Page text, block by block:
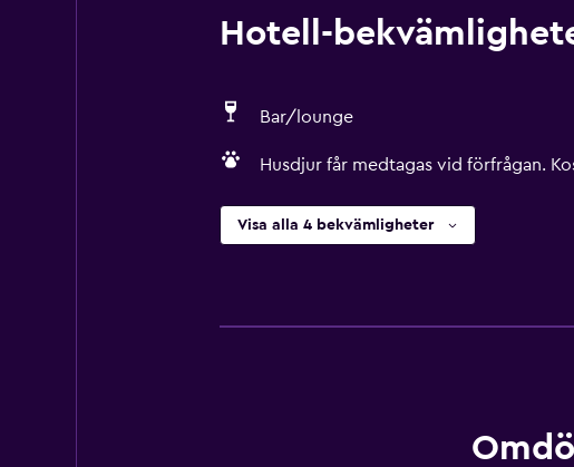
Hotell-
Bar/lounge
Husdjur får medtagas vid förfrågan.
Visa alla 4 bekvämligheter